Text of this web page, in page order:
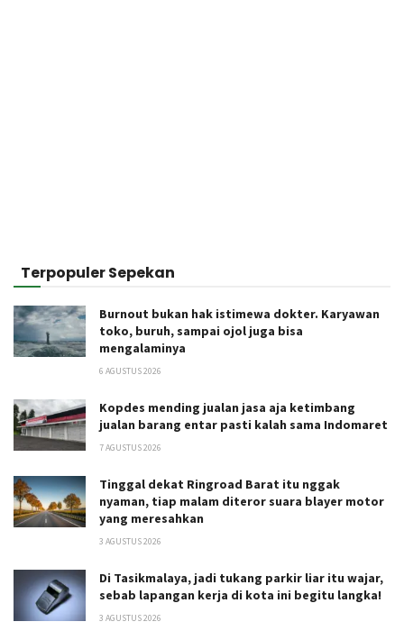
Terpopuler Sepekan
Burnout bukan hak istimewa dokter. Karyawan
toko, buruh, sampai ojol juga bisa
mengalaminya
6 AGUSTUS 2026
Kopdes mending jualan jasa aja ketimbang
jualan barang entar pasti kalah sama Indomaret
7 AGUSTUS 2026
Tinggal dekat Ringroad Barat itu nggak
nyaman, tiap malam diteror suara blayer motor
yang meresahkan
3 AGUSTUS 2026
Di Tasikmalaya, jadi tukang parkir liar itu wajar,
sebab lapangan kerja di kota ini begitu langka!
3 AGUSTUS 2026